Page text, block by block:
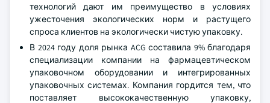
технологий дают им преимущество в условиях
ужесточения экологических норм и растущего
спроса клиентов на экологически чистую упаковку.
В 2024 году доля рынка ACG составила 9% благодаря
специализации компании на фармацевтическом
упаковочном оборудовании и интегрированных
упаковочных системах. Компания гордится тем, что
поставляет высококачественную упаковку,